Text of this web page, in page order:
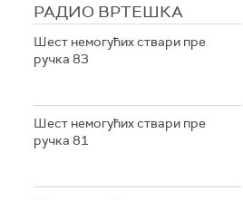
РАДИО ВРТЕШКА
Шест немогућих ствари пре
ручка 83
Шест немогућих ствари пре
ручка 81